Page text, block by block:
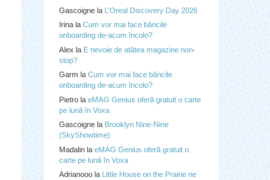
Gascoignela L’Oreal Discovery Day 2026
Irinala Cum vor mai face băncile
onboarding de-acum încolo?
Alex la E nevoie de atâtea magazine non-
stop?
Garm la Cum vor mai face băncile
onboarding de-acum încolo?
Pietrola eMAG Genius oferă gratuit o carte
pe lună în Voxa
Gascoignela Brooklyn Nine-Nine
(SkyShowtime)
Madalinla eMAG Genius oferă gratuit o
carte pe lună în Voxa
Adrianooola Little House on the Prairie ne